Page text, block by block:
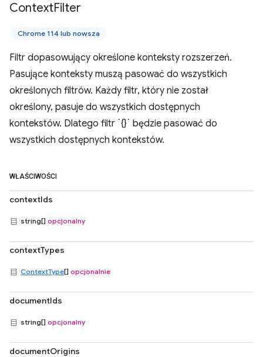
ContextFilter
Chrome 114 lub nowsza
Filtr dopasowujący określone konteksty rozszerzeń.
Pasujące konteksty muszą pasować do wszystkich
określonych filtrów. Każdy filtr, który nie został
określony, pasuje do wszystkich dostępnych
kontekstów. Dlatego filtr `{}` będzie pasować do
wszystkich dostępnych kontekstów.
WŁAŚCIWOŚCI
contextIds
string[] opcjonalny
contextTypes
ContextType[] opcjonalnie
documentIds
string[] opcjonalny
documentOrigins